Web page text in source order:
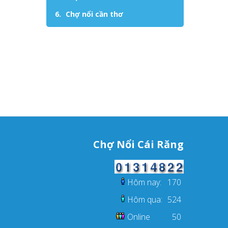
Chợ nổi cần thơ
Chợ Nổi Cái Răng
Hôm nay:
170
Hôm qua: 524
Online
50